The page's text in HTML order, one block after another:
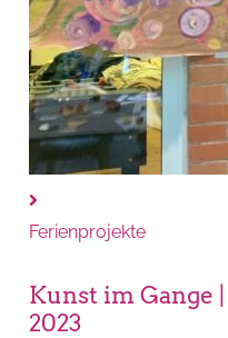
Ferienprojekte
Kunst im Gange
2023